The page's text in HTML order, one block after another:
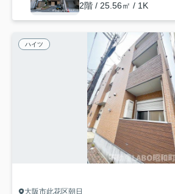
2階 / 25.56㎡ / 1K
ハイツ
大阪市此花区朝日